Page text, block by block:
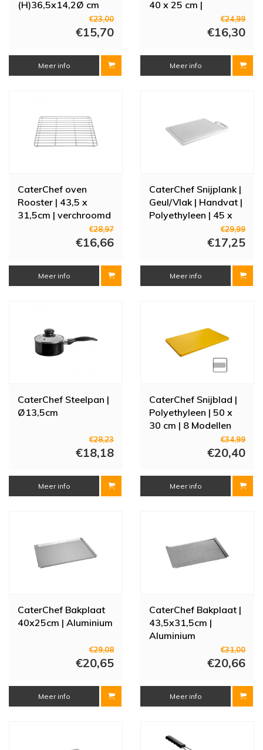
(H)36,5x14,2Ø cm
€23,00
€15,70
Meer info
40 x 25 cm |
Meerdere Kleuren€24,99
€16,30
Meer info
CaterChef oven
Rooster | 43,5 x
31,5cm | verchroomd
€28,97
€16,66
Meer info
CaterChef Snijplank |
Geul/Vlak | Handvat |
Polyethyleen | 45 x
€29,99
€17,25
Meer info
CaterChef Steelpan |
Ø13,5cm
€28,23
€18,18
Meer info
CaterChef Snijblad |
Polyethyleen | 50 x
30 cm | 8 Modellen
€34,99
€20,40
Meer info
CaterChef Bakplaat
40x25cm | Aluminium
€29,08
€20,65
Meer info
CaterChef Bakplaat |
43,5x31,5cm |
Aluminium
€31,00
€20,66
Meer info